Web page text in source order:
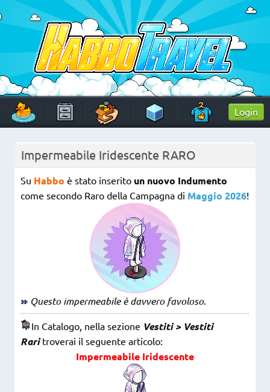
Skip
to
content
HabboTravel
Un viaggio di pixel!
Login
Impermeabile Iridescente RARO
Su Habbo è stato inserito un nuovo Indumento
come secondo Raro della Campagna di Maggio 2026!
Questo impermeabile è davvero favoloso.
In Catalogo, nella sezione Vestiti > Vestiti
Rari troverai il seguente articolo:
Impermeabile Iridescente